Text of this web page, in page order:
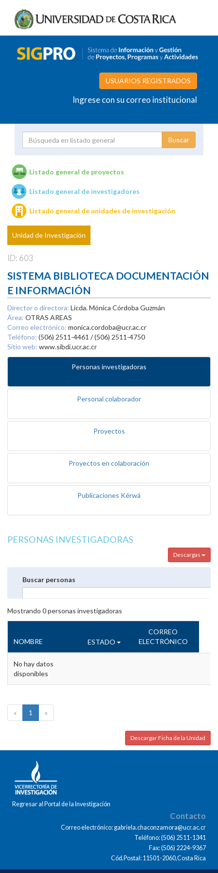
USUARIOS REGISTRADOS
Ingrese con su correo institucional
Unidades de investigación
Listado general de proyectos
Listado general de investigadores
Listado general de unidades de investigación
Unidad de Investigación
ID: 603
SISTEMA BIBLIOTECA DOCUMENTACIÓN
E INFORMACIÓN
Director o directora: Licda. Mónica Córdoba Guzmán
Área: OTRAS AREAS
Correo electrónico: monica.cordoba@ucr.ac.cr
Teléfono: (506) 2511-4461 / (506) 2511-4750
Sitio web: www.sibdi.ucr.ac.cr
Personas investigadoras
Personal colaborador
Proyectos
Proyectos en colaboración
Publicaciones Kérwá
PERSONAS INVESTIGADORAS
Descargas
Buscar personas
Mostrando 0personas investigadoras
NOMBRE ESTADO
CORREO
ELECTRÓNICO
No hay datos
disponibles
« 1 »
Descargar Ficha de la Unidad
Regresar al Portal de la Investigación
Contacto
Correo electrónico: gabriela.chaconzamora@ucr.ac.cr
Teléfono: (506) 2511-1341
Fax: (506) 2224-9367
Cód.Postal: 11501-2060,Costa Rica